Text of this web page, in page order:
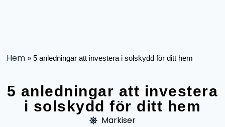
Hem »5 anledningar att investera i solskydd för ditt hem
5 anledningar att investera
i solskydd för ditt hem
Markiser